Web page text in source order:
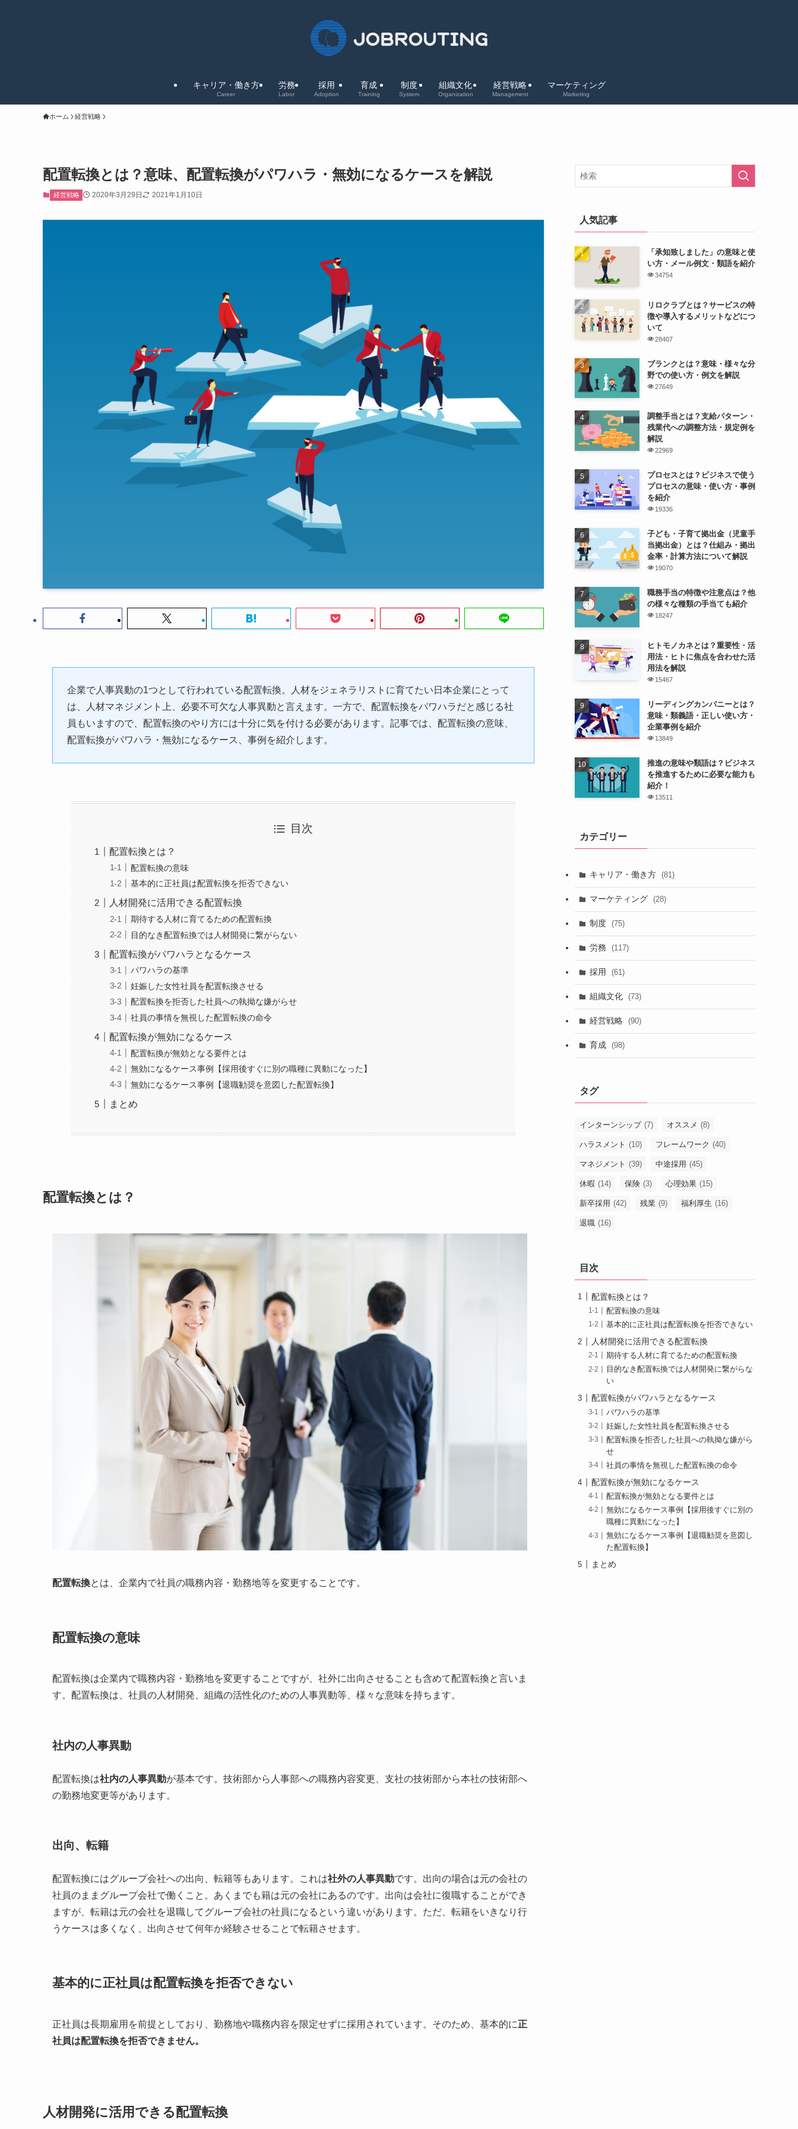
キャリア・働き方
Career
労務
Labor
採用
Adoption
育成
Training
制度
System
組織文化
Organization
経営戦略
Management
マーケティング
Marketing
ホーム 経営戦略
配置転換とは？意味、配置転換がパワハラ・無効になるケースを解説
経営戦略 2020年3月29日 2021年1月10日
企業で人事異動の1つとして行われている配置転換。人材をジェネラリストに育てたい日本企業にとって
は、人材マネジメント上、必要不可欠な人事異動と言えます。一方で、配置転換をパワハラだと感じる社
員もいますので、配置転換のやり方には十分に気を付ける必要があります。記事では、配置転換の意味、
配置転換がパワハラ・無効になるケース、事例を紹介します。
目次
配置転換とは？
配置転換の意味
基本的に正社員は配置転換を拒否できない
人材開発に活用できる配置転換
期待する人材に育てるための配置転換
目的なき配置転換では人材開発に繋がらない
配置転換がパワハラとなるケース
パワハラの基準
妊娠した女性社員を配置転換させる
配置転換を拒否した社員への執拗な嫌がらせ
社員の事情を無視した配置転換の命令
配置転換が無効になるケース
配置転換が無効となる要件とは
無効になるケース事例【採用後すぐに別の職種に異動になった】
無効になるケース事例【退職勧奨を意図した配置転換】
まとめ
配置転換とは？
配置転換とは、企業内で社員の職務内容・勤務地等を変更することです。
配置転換の意味
配置転換は企業内で職務内容・勤務地を変更することですが、社外に出向させることも含めて配置転換と言いま
す。配置転換は、社員の人材開発、組織の活性化のための人事異動等、様々な意味を持ちます。
社内の人事異動
配置転換は社内の人事異動が基本です。技術部から人事部への職務内容変更、支社の技術部から本社の技術部へ
の勤務地変更等があります。
出向、転籍
配置転換にはグループ会社への出向、転籍等もあります。これは社外の人事異動です。出向の場合は元の会社の
社員のままグループ会社で働くこと。あくまでも籍は元の会社にあるのです。出向は会社に復職することができ
ますが、転籍は元の会社を退職してグループ会社の社員になるという違いがあります。ただ、転籍をいきなり行
うケースは多くなく、出向させて何年か経験させることで転籍させます。
基本的に正社員は配置転換を拒否できない
正社員は長期雇用を前提としており、勤務地や職務内容を限定せずに採用されています。そのため、基本的に正
社員は配置転換を拒否できません。
人材開発に活用できる配置転換
人気記事
「承知致しました」の意味と使
い方・メール例文・類語を紹介
34754
リロクラブとは？サービスの特
徴や導入するメリットなどにつ
いて
28407
ブランクとは？意味・様々な分
野での使い方・例文を解説
27649
調整手当とは？支給パターン・
残業代への調整方法・規定例を
解説
22969
プロセスとは？ビジネスで使う
プロセスの意味・使い方・事例
を紹介
19336
子ども・子育て拠出金（児童手
当拠出金）とは？仕組み・拠出
金率・計算方法について解説
19070
職務手当の特徴や注意点は？他
の様々な種類の手当ても紹介
18247
ヒトモノカネとは？重要性・活
用法・ヒトに焦点を合わせた活
用法を解説
15467
リーディングカンパニーとは？
意味・類義語・正しい使い方・
企業事例を紹介
13849
推進の意味や類語は？ビジネス
を推進するために必要な能力も
紹介！
13511
カテゴリー
キャリア・働き方 (81)
マーケティング (28)
制度 (75)
労務 (117)
採用 (61)
組織文化 (73)
経営戦略 (90)
育成 (98)
タグ
インターンシップ (7) オススメ (8)
ハラスメント (10) フレームワーク (40)
マネジメント (39) 中途採用 (45)
休暇 (14) 保険 (3) 心理効果 (15)
新卒採用 (42) 残業 (9) 福利厚生 (16)
退職 (16)
目次
配置転換とは？
配置転換の意味
基本的に正社員は配置転換を拒否できない
人材開発に活用できる配置転換
期待する人材に育てるための配置転換
目的なき配置転換では人材開発に繋がらな
い
配置転換がパワハラとなるケース
パワハラの基準
妊娠した女性社員を配置転換させる
配置転換を拒否した社員への執拗な嫌がら
せ
社員の事情を無視した配置転換の命令
配置転換が無効になるケース
配置転換が無効となる要件とは
無効になるケース事例【採用後すぐに別の
職種に異動になった】
無効になるケース事例【退職勧奨を意図し
た配置転換】
まとめ